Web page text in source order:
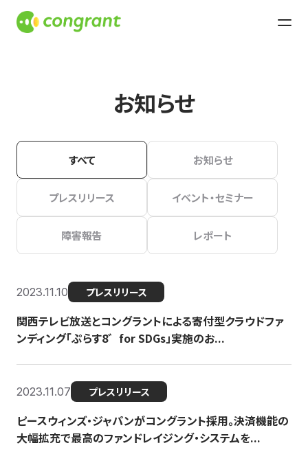
お知らせ
すべて お知らせ
プレスリリース イベント・セミナー
障害報告 レポート
2023.11.10 プレスリリース
関西テレビ放送とコングラントによる寄付型クラウドファ
ンディング「ぷらす8゛for SDGs」実施のお...
2023.11.07 プレスリリース
ピースウィンズ・ジャパンがコングラント採用。決済機能の
大幅拡充で最高のファンドレイジング・システムを...